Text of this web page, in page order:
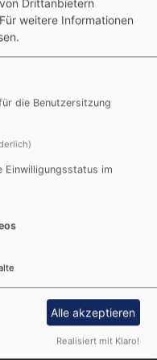
Itz und
Itz
Anmelden
Drittanbietern
Für weitere Informationen
die Benutzersitzung
Einwilligungsstatus im
Alle akzeptieren
Realisiert mit Klaro!